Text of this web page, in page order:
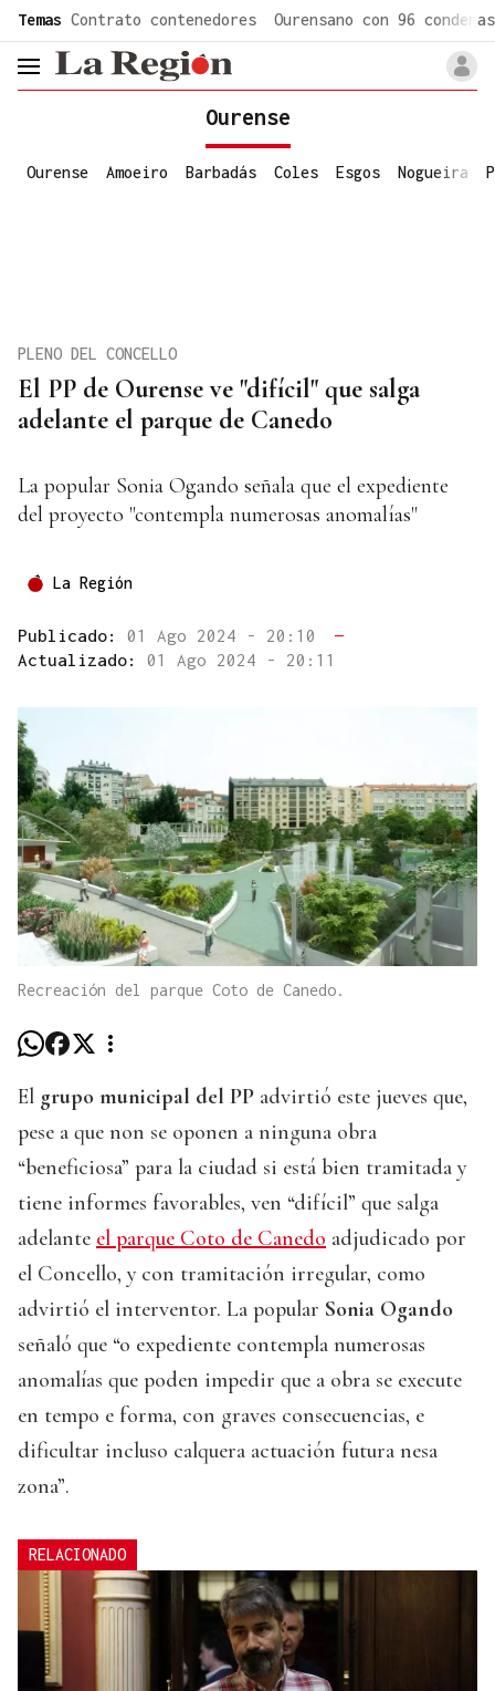
Temas Contrato contenedores Ourensano con 96 condenas
header.menu.open
Ourense
Ourense Amoeiro Barbadás Coles Esgos Nogueira
El PP de Ourense ve "difícil" que salga
adelante el parque de Canedo
PLENO DEL CONCELLO
La popular Sonia Ogando señala que el expediente
del proyecto "contempla numerosas anomalías"
La Región
Publicado: 01 Ago 2024 - 20:10
—
Actualizado: 01 Ago 2024 - 20:11
Recreación del parque Coto de Canedo.
El grupo municipal del PP advirtió este jueves que,
pese a que non se oponen a ninguna obra
“beneficiosa” para la ciudad si está bien tramitada y
tiene informes favorables, ven “difícil” que salga
adelante el parque Coto de Canedo adjudicado por
el Concello, y con tramitación irregular, como
advirtió el interventor. La popular Sonia Ogando
señaló que “o expediente contempla numerosas
anomalías que poden impedir que a obra se execute
en tempo e forma, con graves consecuencias, e
dificultar incluso calquera actuación futura nesa
zona”.
RELACIONADO